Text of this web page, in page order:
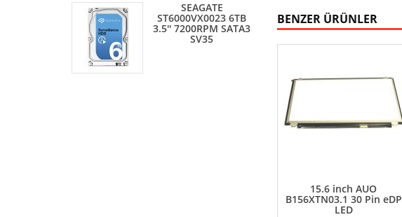
SEAGATE
ST6000VX0023 6TB
3.5'' 7200RPM SATA3
SV35
BENZER ÜRÜNLER
15.6 inch AUO
B156XTN03.1 30 Pin eDP
LED